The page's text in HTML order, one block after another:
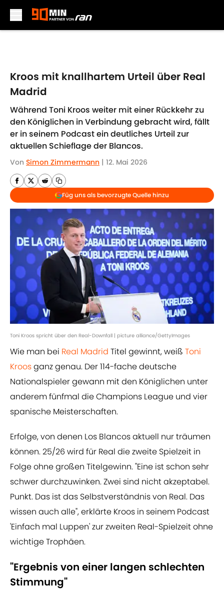
Kroos mit knallhartem Urteil über Real
Madrid
Während Toni Kroos weiter mit einer Rückkehr zu
den Königlichen in Verbindung gebracht wird, fällt
er in seinem Podcast ein deutliches Urteil zur
aktuellen Schieflage der Blancos.
Von Simon Zimmermann | 12. Mai 2026
Füg uns als bevorzugte Quelle hinzu
Toni Kroos spricht über den Real-Downfall | picture alliance/GettyImages
Wie man bei Real Madrid Titel gewinnt, weiß Toni
Kroosganz genau. Der 114-fache deutsche
Nationalspieler gewann mit den Königlichen unter
anderem fünfmal die Champions League und vier
spanische Meisterschaften.
Erfolge, von denen Los Blancos aktuell nur träumen
können. 25/26 wird für Real die zweite Spielzeit in
Folge ohne großen Titelgewinn. "Eine ist schon sehr
schwer durchzuwinken. Zwei sind nicht akzeptabel.
Punkt. Das ist das Selbstverständnis von Real. Das
wissen auch alle", erklärte Kroos in seinem Podcast
'Einfach mal Luppen' zur zweiten Real-Spielzeit ohne
wichtige Trophäen.
"Ergebnis von einer langen schlechten
Stimmung"